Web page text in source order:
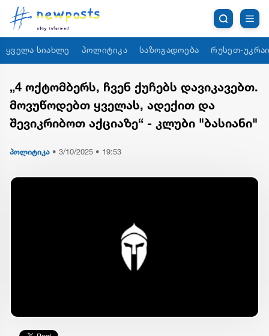
ყველა სიახლე პოლიტიკა საზოგადოება რუსეთ-
„4 ოქტომბერს, ჩვენ ქუჩებს დავიკავებთ.
მოვუწოდებთ ყველას, ადექით და
შევიკრიბოთ აქციაზე“ - კლუბი "ბასიანი"
პოლიტიკა • 3/10/2025 • 19:53